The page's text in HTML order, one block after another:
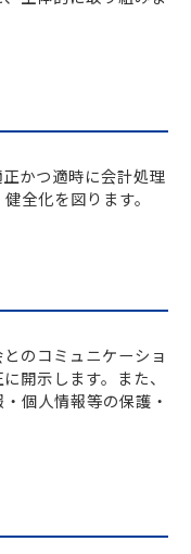
かつ適時に会計処理
全化を図ります。
のコミュニケーショ
開示します。また、
個人情報等の保護・